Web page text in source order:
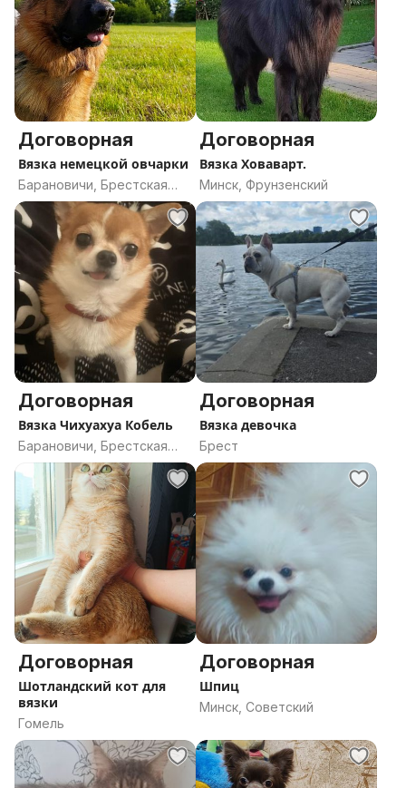
Договорная
Вязка немецкой овчарки
Барановичи, Брестская
область
Договорная
Вязка Ховаварт.
Минск, Фрунзенский
Договорная
Вязка Чихуахуа Кобель
Барановичи, Брестская
область
Договорная
Вязка девочка
Брест
Договорная
Шотландский кот для
вязки
Гомель
Договорная
Шпиц
Минск, Советский